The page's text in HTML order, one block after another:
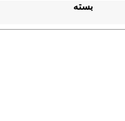
بسته